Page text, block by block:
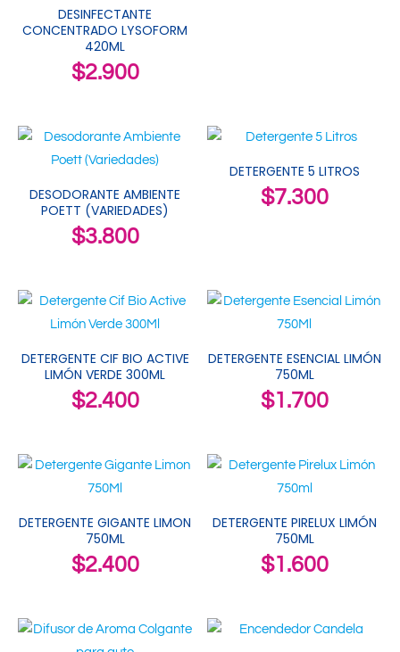
DESINFECTANTE
CONCENTRADO LYSOFORM
420ML
$2.900
DESODORANTE AMBIENTE
POETT (VARIEDADES)
$3.800
DETERGENTE 5 LITROS
$7.300
DETERGENTE CIF BIO ACTIVE
LIMÓN VERDE 300ML
$2.400
DETERGENTE ESENCIAL LIMÓN
750ML
$1.700
DETERGENTE GIGANTE LIMON
750ML
$2.400
DETERGENTE PIRELUX LIMÓN
750ML
$1.600